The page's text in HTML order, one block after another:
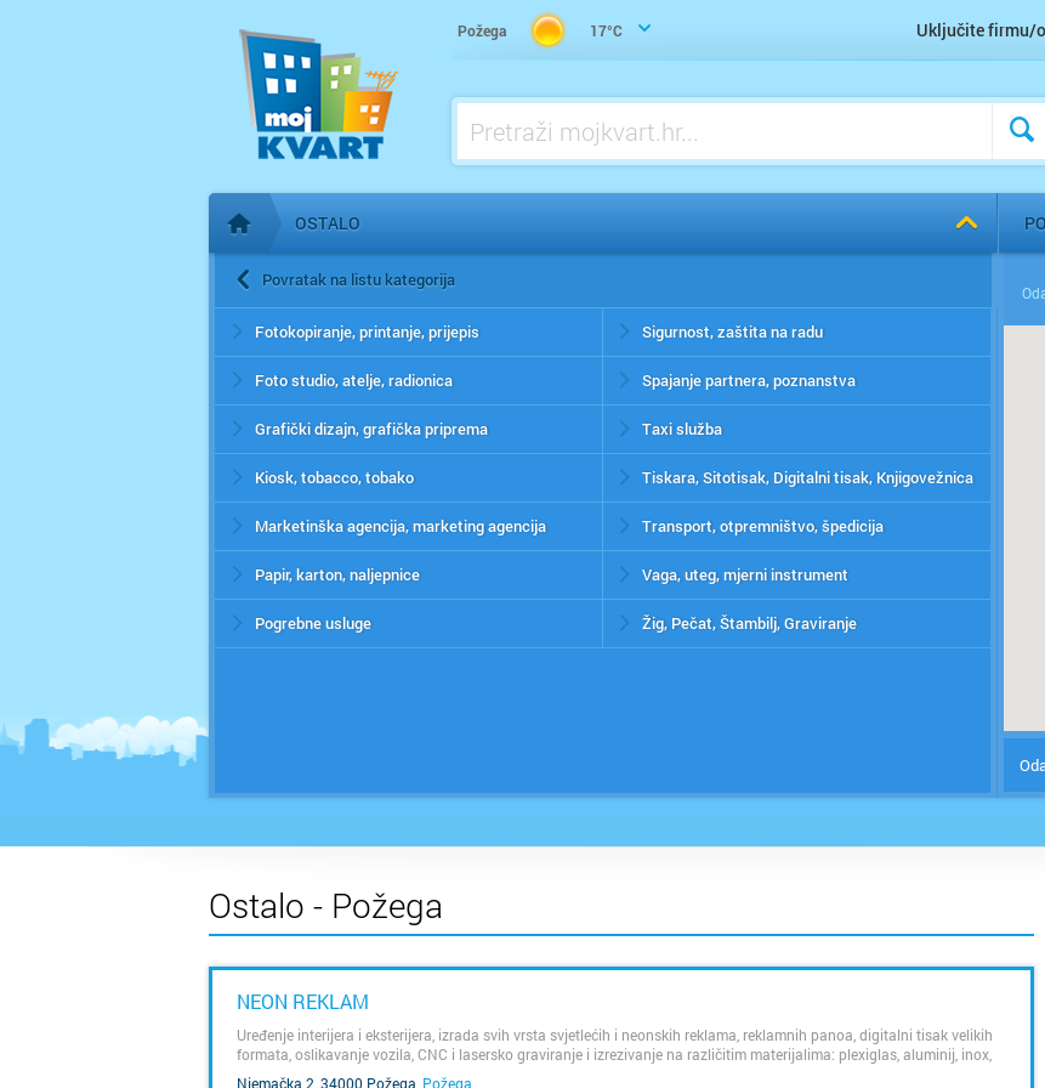
Požega 17°C Uključite firmu/
Početna stranica
OSTALO
Povratak na listu kategorija
Fotokopiranje, printanje, prijepis
Foto studio, atelje, radionica
Grafički dizajn, grafička priprema
Kiosk, tobacco, tobako
Marketinška agencija, marketing agencija
Papir, karton, naljepnice
Pogrebne usluge
Sigurnost, zaštita na radu
Spajanje partnera, poznanstva
Taxi služba
Tiskara, Sitotisak, Digitalni tisak, Knjigovežnica
Transport, otpremništvo, špedicija
Vaga, uteg, mjerni instrument
Žig, Pečat, Štambilj, Graviranje
Ostalo - Požega
NEON REKLAM
Uređenje interijera i eksterijera, izrada svih vrsta svjetlećih i neonskih reklama, reklamnih panoa, digitalni tisak velikih
formata, oslikavanje vozila, CNC i lasersko graviranje i izrezivanje na različitim materijalima: plexiglas, aluminij, inox,
mesing, drvo i ostalo
Njemačka 2, 34000 Požega Požega